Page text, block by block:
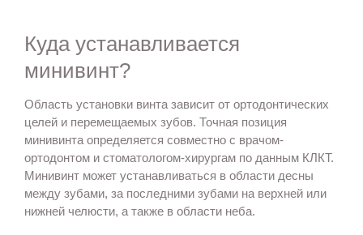
Куда устанавливается
минивинт?
Область установки винта зависит от ортодонтических
целей и перемещаемых зубов. Точная позиция
минивинта определяется совместно с врачом-
ортодонтом и стоматологом-хирургам по данным КЛКТ.
Минивинт может устанавливаться в области десны
между зубами, за последними зубами на верхней или
нижней челюсти, а также в области неба.